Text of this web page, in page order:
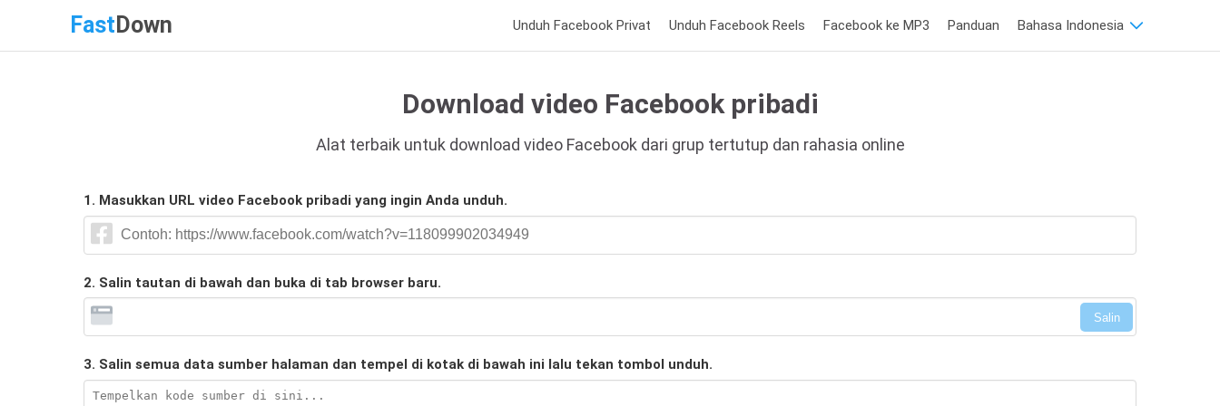
Fast Down Unduh Facebook Privat Unduh Facebook Reels Facebook ke MP3 Panduan Bahasa Indonesia
Download video Facebook pribadi
Alat terbaik untuk download video Facebook dari grup tertutup dan rahasia online
1. Masukkan URL video Facebook pribadi yang ingin Anda unduh.
2. Salin tautan di bawah dan buka di tab browser baru.
Salin
3. Salin semua data sumber halaman dan tempel di kotak di bawah ini lalu tekan tombol unduh.